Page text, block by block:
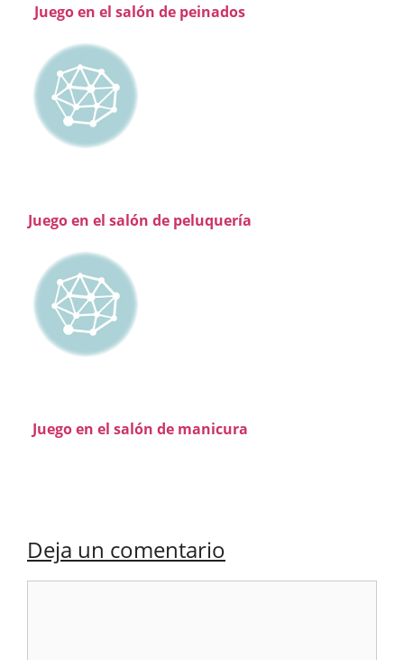
Juego en el salón de peinados
Juego en el salón de peluquería
Juego en el salón de manicura
Deja un comentario